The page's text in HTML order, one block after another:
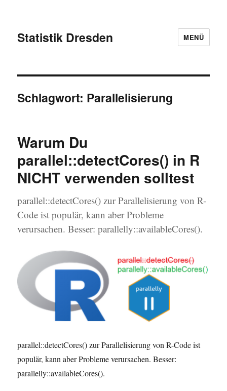
Statistik Dresden MENÜ
Schlagwort: Parallelisierung
Warum Du
parallel::detectCores() in R
NICHT verwenden solltest
parallel::detectCores() zur Parallelisierung von R-
Code ist populär, kann aber Probleme
verursachen. Besser: parallelly::availableCores().
parallel::detectCores() zur Parallelisierung von R-Code ist
populär, kann aber Probleme verursachen. Besser:
parallelly::availableCores().